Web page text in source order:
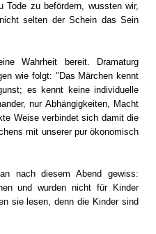
zu befördern, wussten wir,
selten der Schein das Sein
Wahrheit bereit. Dramaturg
wie folgt: "Das Märchen kennt
es kennt keine individuelle
nur Abhängigkeiten, Macht
Weise verbindet sich damit die
mit unserer pur ökonomisch
nach diesem Abend gewiss:
und wurden nicht für Kinder
sie lesen, denn die Kinder sind